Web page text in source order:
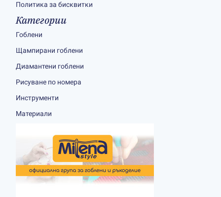
Политика за бисквитки
Категории
Гоблени
Щампирани гоблени
Диамантени гоблени
Рисуване по номера
Инструменти
Материали